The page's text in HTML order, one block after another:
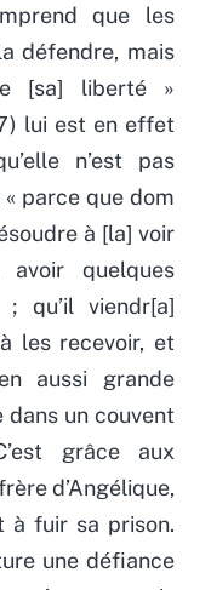
que les
défendre, mais
[sa] liberté »
lui est en effet
n’est pas
parce que dom
à [la] voir
quelques
qu’il viendr[a]
les recevoir, et
aussi grande
un couvent
grâce aux
d’Angélique,
à fuir sa prison.
une défiance